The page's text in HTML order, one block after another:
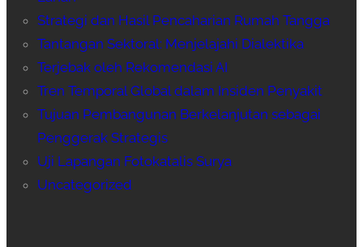
Strategi dan Hasil Pencaharian Rumah Tangga
Tantangan Sektoral: Menjelajahi Dialektika
Terjebak oleh Rekomendasi AI
Tren Temporal Global dalam Insiden Penyakit
Tujuan Pembangunan Berkelanjutan sebagai
Penggerak Strategis
Uji Lapangan Fotokatalis Surya
Uncategorized